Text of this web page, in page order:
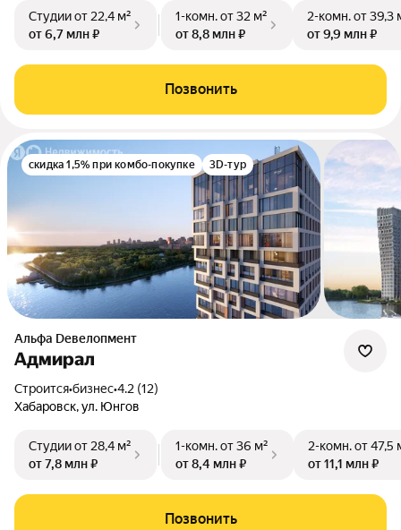
Студииот 22,4 м²
от 6,7 млн ₽
1-комн.от 32 м²
от 8,8 млн ₽
2-комн.от 39,3
от 9,9 млн ₽
Позвонить
скидка 1,5% при комбо-покупке 3D-тур
альфа Dевелопмент
Адмирал
Строится•бизнес•4.2 (12)
Хабаровск, ул. Юнгов
Студииот 28,4 м²
от 7,8 млн ₽
1-комн.от 36 м²
от 8,4 млн ₽
2-комн.от 47,5
от 11,1 млн ₽
Позвонить